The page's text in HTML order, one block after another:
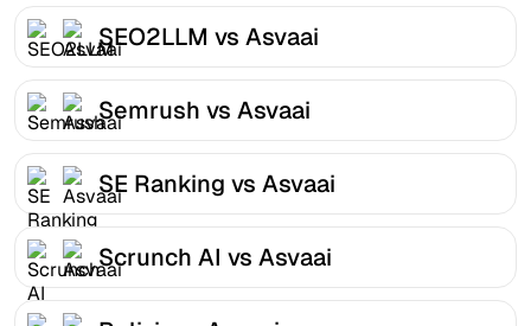
SEO2LLM vs Asvaai
Semrush vs Asvaai
SE Ranking vs Asvaai
Scrunch AI vs Asvaai